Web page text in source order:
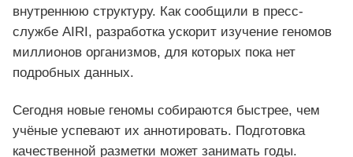
внутреннюю структуру. Как сообщили в пресс-
службе AIRI, разработка ускорит изучение геномов
миллионов организмов, для которых пока нет
подробных данных.
Сегодня новые геномы собираются быстрее, чем
учёные успевают их аннотировать. Подготовка
качественной разметки может занимать годы.